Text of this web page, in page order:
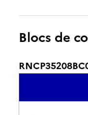
Blocs de